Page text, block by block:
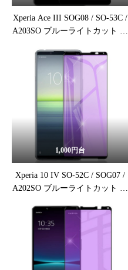
Xperia Ace III SOG08 / SO-53C /
A203SO ブルーライトカット 保
1,000円台
Xperia 10 IV SO-52C / SOG07 /
A202SO ブルーライトカット ガ